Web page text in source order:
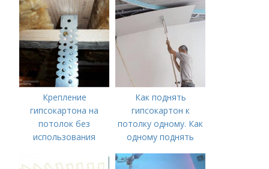
проектирования до
монтажа
Крепление
гипсокартона на
потолок без
использования
Преимущества и
Как поднять
гипсокартон к
потолку одному. Как
одному поднять